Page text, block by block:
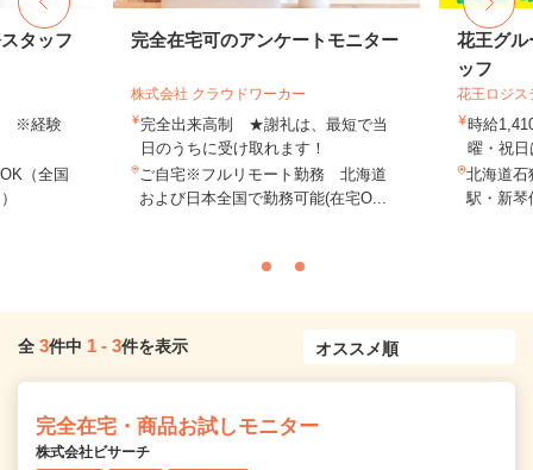
タッフ
※経験
（全国
完全在宅可のアンケートモニター
株式会社 クラウドワーカー
完全出来高制 ★謝礼は、最短で当
日のうちに受け取れます！
ご自宅※フルリモート勤務 北海道
および日本全国で勤務可能(在宅O...
花王グル
ッフ
花王ロジ
時給
曜・祝
北海道石
駅・新琴
全 3件中 1 - 3件を表示
完全在宅・商品お試しモニター
株式会社ビサーチ